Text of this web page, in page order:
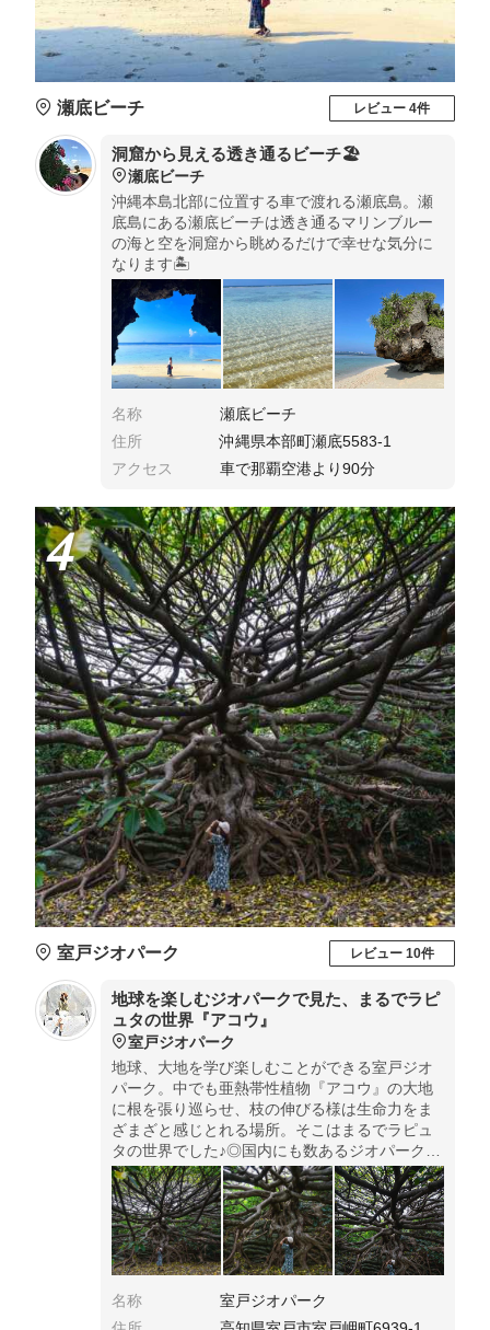
瀬底ビーチ レビュー 4件
洞窟から見える透き通るビーチ🏖
瀬底ビーチ
沖縄本島北部に位置する車で渡れる瀬底島。瀬
底島にある瀬底ビーチは透き通るマリンブルー
の海と空を洞窟から眺めるだけで幸せな気分に
なります🏝
名称
瀬底ビーチ
住所
沖縄県本部町瀬底5583-1
アクセス
車で那覇空港より90分
4
室戸ジオパーク レビュー 10件
地球を楽しむジオパークで見た、まるでラピ
ュタの世界『アコウ』
室戸ジオパーク
地球、大地を学び楽しむことができる室戸ジオ
パーク。中でも亜熱帯性植物『アコウ』の大地
に根を張り巡らせ、枝の伸びる様は生命力をま
ざまざと感じとれる場所。そこはまるでラピュ
タの世界でした♪◎国内にも数あるジオパークの
中でも、室戸はユネスコ世界ジオパークに認定
されている貴重な場所。またアコウは市の天然
記念物に指定されています。
名称
室戸ジオパーク